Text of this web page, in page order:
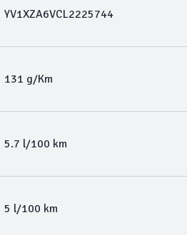
YV1XZA6VCL2225744
131 g/Km
5.7 l/100 km
5 l/100 km